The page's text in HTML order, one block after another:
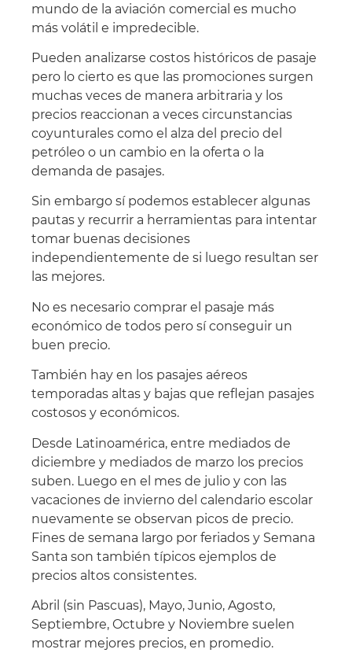
mundo de la aviación comercial es mucho
más volátil e impredecible.
Pueden analizarse costos históricos de pasaje
pero lo cierto es que las promociones surgen
muchas veces de manera arbitraria y los
precios reaccionan a veces circunstancias
coyunturales como el alza del precio del
petróleo o un cambio en la oferta o la
demanda de pasajes.
Sin embargo sí podemos establecer algunas
pautas y recurrir a herramientas para intentar
tomar buenas decisiones
independientemente de si luego resultan ser
las mejores.
No es necesario comprar el pasaje más
económico de todos pero sí conseguir un
buen precio.
También hay en los pasajes aéreos
temporadas altas y bajas que reflejan pasajes
costosos y económicos.
Desde Latinoamérica, entre mediados de
diciembre y mediados de marzo los precios
suben. Luego en el mes de julio y con las
vacaciones de invierno del calendario escolar
nuevamente se observan picos de precio.
Fines de semana largo por feriados y Semana
Santa son también típicos ejemplos de
precios altos consistentes.
Abril (sin Pascuas), Mayo, Junio, Agosto,
Septiembre, Octubre y Noviembre suelen
mostrar mejores precios, en promedio.